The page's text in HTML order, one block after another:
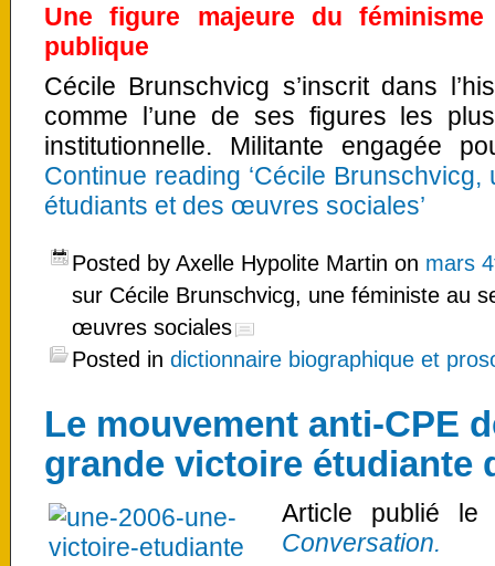
Une figure majeure du
publique
Cécile Brunschvicg s’inscrit dans
comme l’une de ses figures les
institutionnelle. Militante engagée
Continue reading ‘Cécile
étudiants et des œuvres sociales’
Posted by Axelle Hypolite Martin on mars
sur Cécile Brunschvicg, une féministe au
œuvres sociales
Posted in dictionnaire biographique et
Le mouvement anti-CPE
grande victoire étudiante
Article publié
Conversation.